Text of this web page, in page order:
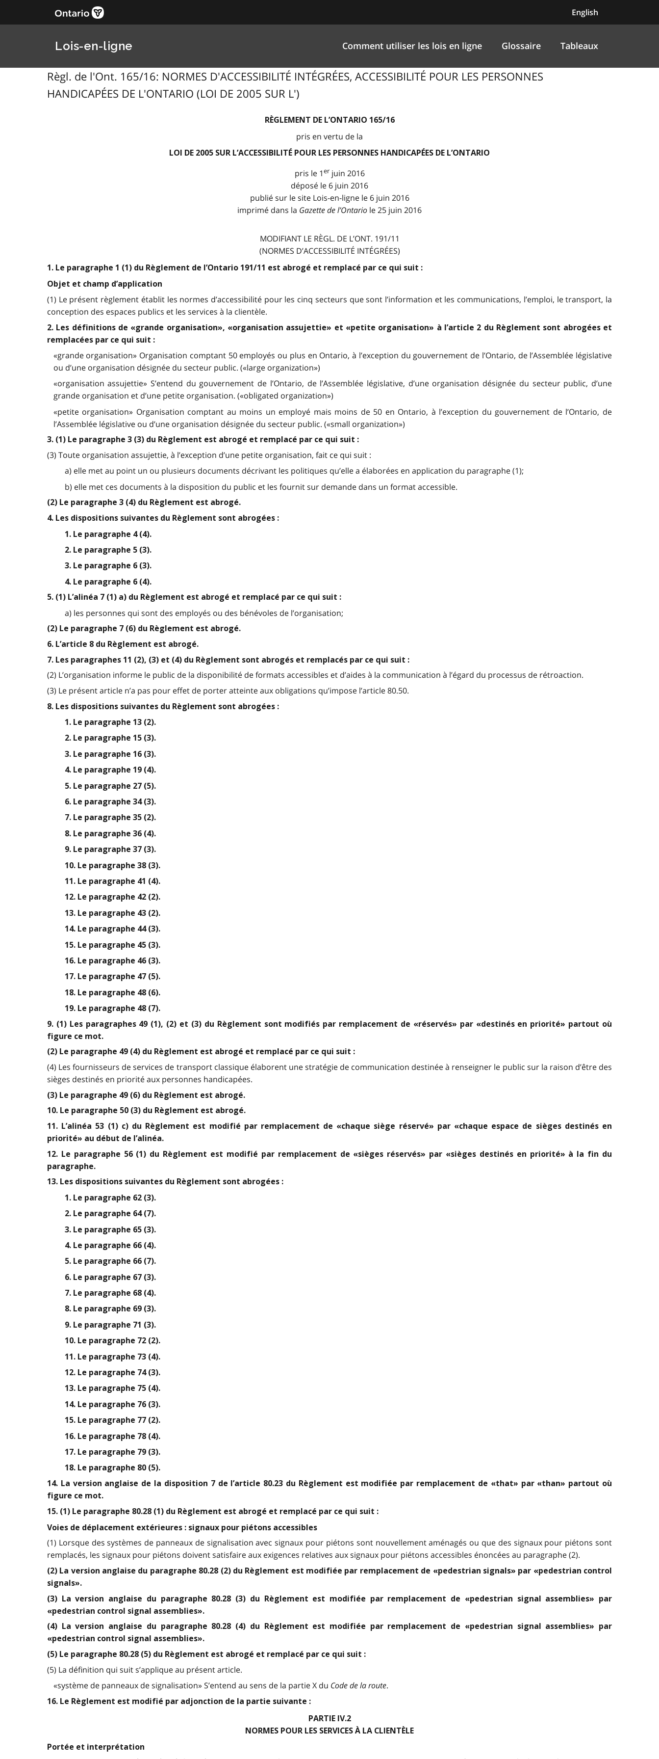
English
Lois-en-ligne Comment utiliser les lois en ligne Glossaire Tableaux
Règl. de l'Ont. 165/16: NORMES D'ACCESSIBILITÉ INTÉGRÉES, ACCESSIBILITÉ POUR LES PERSONNES
HANDICAPÉES DE L'ONTARIO (LOI DE 2005 SUR L')
RÈGLEMENT DE L’ONTARIO 165/16
pris en vertu de la
LOI DE 2005 SUR L’ACCESSIBILITÉ POUR LES PERSONNES HANDICAPÉES DE L’ONTARIO
pris le 1erjuin 2016
déposé le 6 juin 2016
publié sur le site Lois-en-ligne le 6 juin 2016
imprimé dans la Gazette de l’Ontario le 25 juin 2016
MODIFIANT LE RÈGL. DE L’ONT. 191/11
(NORMES D’ACCESSIBILITÉ INTÉGRÉES)
1. Le paragraphe 1 (1) du Règlement de l’Ontario 191/11 est abrogé et remplacé par ce qui suit :
Objet et champ d’application
(1) Le présent règlement établit les normes d’accessibilité pour les cinq secteurs que sont l’information et les communications, l’emploi, le transport, la
conception des espaces publics et les services à la clientèle.
2. Les définitions de «grande organisation», «organisation assujettie» et «petite organisation» à l’article 2 du Règlement sont abrogées et
remplacées par ce qui suit :
«grande organisation» Organisation comptant 50 employés ou plus en Ontario, à l’exception du gouvernement de l’Ontario, de l’Assemblée législative
ou d’une organisation désignée du secteur public. («large organization»)
«organisation assujettie» S’entend du gouvernement de l’Ontario, de l’Assemblée législative, d’une organisation désignée du secteur public, d’une
grande organisation et d’une petite organisation. («obligated organization»)
«petite organisation» Organisation comptant au moins un employé mais moins de 50 en Ontario, à l’exception du gouvernement de l’Ontario, de
l’Assemblée législative ou d’une organisation désignée du secteur public. («small organization»)
3. (1) Le paragraphe 3 (3) du Règlement est abrogé et remplacé par ce qui suit :
(3) Toute organisation assujettie, à l’exception d’une petite organisation, fait ce qui suit :
a) elle met au point un ou plusieurs documents décrivant les politiques qu’elle a élaborées en application du paragraphe (1);
b) elle met ces documents à la disposition du public et les fournit sur demande dans un format accessible.
(2) Le paragraphe 3 (4) du Règlement est abrogé.
4. Les dispositions suivantes du Règlement sont abrogées :
1. Le paragraphe 4 (4).
2. Le paragraphe 5 (3).
3. Le paragraphe 6 (3).
4. Le paragraphe 6 (4).
5. (1) L’alinéa 7 (1) a) du Règlement est abrogé et remplacé par ce qui suit :
a) les personnes qui sont des employés ou des bénévoles de l’organisation;
(2) Le paragraphe 7 (6) du Règlement est abrogé.
6. L’article 8 du Règlement est abrogé.
7. Les paragraphes 11 (2), (3) et (4) du Règlement sont abrogés et remplacés par ce qui suit :
(2) L’organisation informe le public de la disponibilité de formats accessibles et d’aides à la communication à l’égard du processus de rétroaction.
(3) Le présent article n’a pas pour effet de porter atteinte aux obligations qu’impose l’article 80.50.
8. Les dispositions suivantes du Règlement sont abrogées :
1. Le paragraphe 13 (2).
2. Le paragraphe 15 (3).
3. Le paragraphe 16 (3).
4. Le paragraphe 19 (4).
5. Le paragraphe 27 (5).
6. Le paragraphe 34 (3).
7. Le paragraphe 35 (2).
8. Le paragraphe 36 (4).
9. Le paragraphe 37 (3).
10. Le paragraphe 38 (3).
11. Le paragraphe 41 (4).
12. Le paragraphe 42 (2).
13. Le paragraphe 43 (2).
14. Le paragraphe 44 (3).
15. Le paragraphe 45 (3).
16. Le paragraphe 46 (3).
17. Le paragraphe 47 (5).
18. Le paragraphe 48 (6).
19. Le paragraphe 48 (7).
9. (1) Les paragraphes 49 (1), (2) et (3) du Règlement sont modifiés par remplacement de «réservés» par «destinés en priorité» partout où
figure ce mot.
(2) Le paragraphe 49 (4) du Règlement est abrogé et remplacé par ce qui suit :
(4) Les fournisseurs de services de transport classique élaborent une stratégie de communication destinée à renseigner le public sur la raison d’être des
sièges destinés en priorité aux personnes handicapées.
(3) Le paragraphe 49 (6) du Règlement est abrogé.
10. Le paragraphe 50 (3) du Règlement est abrogé.
11. L’alinéa 53 (1) c) du Règlement est modifié par remplacement de «chaque siège réservé» par «chaque espace de sièges destinés en
priorité» au début de l’alinéa.
12. Le paragraphe 56 (1) du Règlement est modifié par remplacement de «sièges réservés» par «sièges destinés en priorité» à la fin du
paragraphe.
13. Les dispositions suivantes du Règlement sont abrogées :
1. Le paragraphe 62 (3).
2. Le paragraphe 64 (7).
3. Le paragraphe 65 (3).
4. Le paragraphe 66 (4).
5. Le paragraphe 66 (7).
6. Le paragraphe 67 (3).
7. Le paragraphe 68 (4).
8. Le paragraphe 69 (3).
9. Le paragraphe 71 (3).
10. Le paragraphe 72 (2).
11. Le paragraphe 73 (4).
12. Le paragraphe 74 (3).
13. Le paragraphe 75 (4).
14. Le paragraphe 76 (3).
15. Le paragraphe 77 (2).
16. Le paragraphe 78 (4).
17. Le paragraphe 79 (3).
18. Le paragraphe 80 (5).
14. La version anglaise de la disposition 7 de l’article 80.23 du Règlement est modifiée par remplacement de «that» par «than» partout où
figure ce mot.
15. (1) Le paragraphe 80.28 (1) du Règlement est abrogé et remplacé par ce qui suit :
Voies de déplacement extérieures : signaux pour piétons accessibles
(1) Lorsque des systèmes de panneaux de signalisation avec signaux pour piétons sont nouvellement aménagés ou que des signaux pour piétons sont
remplacés, les signaux pour piétons doivent satisfaire aux exigences relatives aux signaux pour piétons accessibles énoncées au paragraphe (2).
(2) La version anglaise du paragraphe 80.28 (2) du Règlement est modifiée par remplacement de «pedestrian signals» par «pedestrian control
signals».
(3) La version anglaise du paragraphe 80.28 (3) du Règlement est modifiée par remplacement de «pedestrian signal assemblies» par
«pedestrian control signal assemblies».
(4) La version anglaise du paragraphe 80.28 (4) du Règlement est modifiée par remplacement de «pedestrian signal assemblies» par
«pedestrian control signal assemblies».
(5) Le paragraphe 80.28 (5) du Règlement est abrogé et remplacé par ce qui suit :
(5) La définition qui suit s’applique au présent article.
«système de panneaux de signalisation» S’entend au sens de la partie X du Code de la route.
16. Le Règlement est modifié par adjonction de la partie suivante :
PARTIE IV.2
NORMES POUR LES SERVICES À LA CLIENTÈLE
Portée et interprétation